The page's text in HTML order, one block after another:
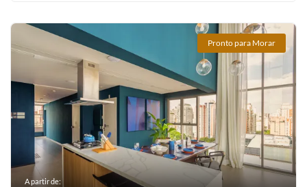
Pronto para Morar
A partir de: